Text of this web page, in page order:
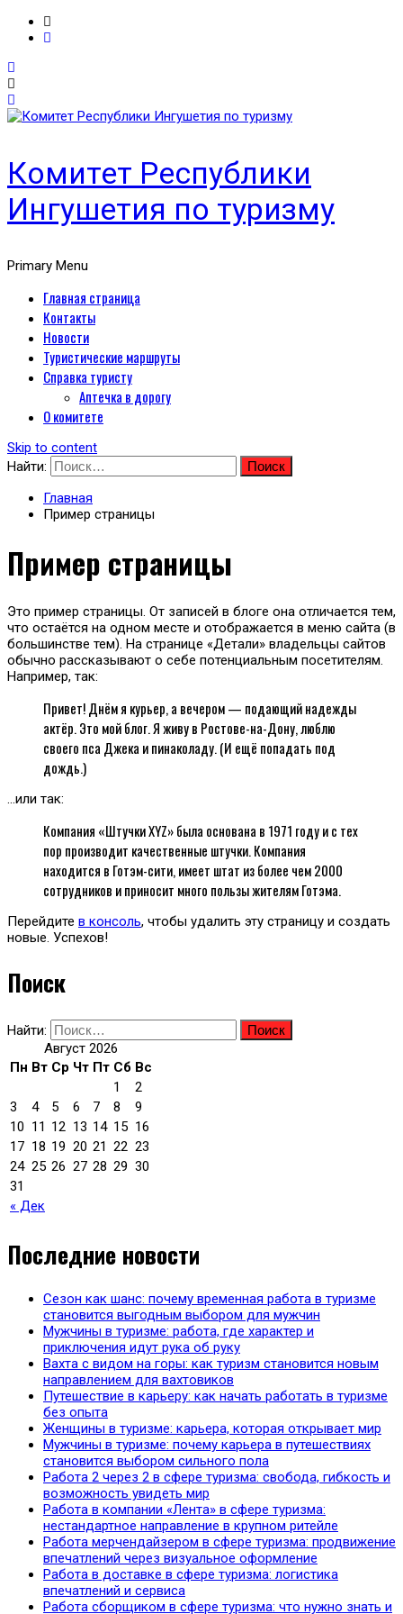
Комитет Республики
Ингушетия по туризму
Primary Menu
Главная страница
Контакты
Новости
Туристические маршруты
Справка туристу
Аптечка в дорогу
О комитете
Skip to content
Найти:
Главная
Пример страницы
Пример страницы
Это пример страницы. От записей в блоге она отличается тем,
что остаётся на одном месте и отображается в меню сайта (в
большинстве тем). На странице «Детали» владельцы сайтов
обычно рассказывают о себе потенциальным посетителям.
Например, так:
Привет! Днём я курьер, а вечером — подающий надежды
актёр. Это мой блог. Я живу в Ростове-на-Дону, люблю
своего пса Джека и пинаколаду. (И ещё попадать под
дождь.)
…или так:
Компания «Штучки XYZ» была основана в 1971 году и с тех
пор производит качественные штучки. Компания
находится в Готэм-сити, имеет штат из более чем 2000
сотрудников и приносит много пользы жителям Готэма.
Перейдите в консоль, чтобы удалить эту страницу и создать
новые. Успехов!
Поиск
Найти:
Август 2026
Пн Вт Ср Чт Пт Сб Вс
« Дек
1
2
3
4 5 6 7 8
9
10 11 12 13 14 15 16
17 18 19 20 21 22 23
24 25 26 27 28 29 30
31
Последние новости
Сезон как шанс: почему временная работа в туризме
становится выгодным выбором для мужчин
Мужчины в туризме: работа, где характер и
приключения идут рука об руку
Вахта с видом на горы: как туризм становится новым
направлением для вахтовиков
Путешествие в карьеру: как начать работать в туризме
без опыта
Женщины в туризме: карьера, которая открывает мир
Мужчины в туризме: почему карьера в путешествиях
становится выбором сильного пола
Работа 2 через 2 в сфере туризма: свобода, гибкость и
возможность увидеть мир
Работа в компании «Лента» в сфере туризма:
нестандартное направление в крупном ритейле
Работа мерчендайзером в сфере туризма: продвижение
впечатлений через визуальное оформление
Работа в доставке в сфере туризма: логистика
впечатлений и сервиса
Работа сборщиком в сфере туризма: что нужно знать и